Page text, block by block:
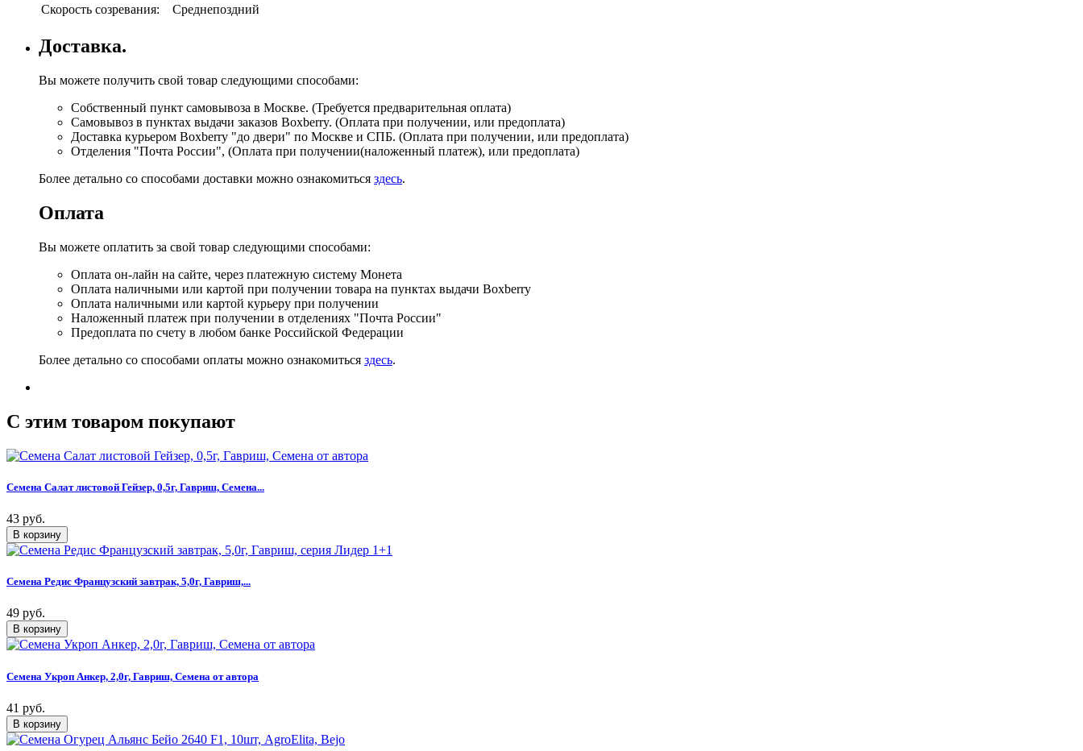
Скорость созревания:
Среднепоздний
Доставка.
Вы можете получить свой товар следующими способами:
Собственный пункт самовывоза в Москве. (Требуется предварительная оплата)
Самовывоз в пунктах выдачи заказов Boxberry. (Оплата при получении, или предоплата)
Доставка курьером Boxberry "до двери" по Москве и СПБ. (Оплата при получении, или предоплата)
Отделения "Почта России", (Оплата при получении(наложенный платеж), или предоплата)
Более детально со способами доставки можно ознакомиться здесь.
Оплата
Вы можете оплатить за свой товар следующими способами:
Оплата он-лайн на сайте, через платежную систему Монета
Оплата наличными или картой при получении товара на пунктах выдачи Boxberry
Оплата наличными или картой курьеру при получении
Наложенный платеж при получении в отделениях "Почта России"
Предоплата по счету в любом банке Российской Федерации
Более детально со способами оплаты можно ознакомиться здесь.
C этим товаром покупают
Семена Салат листовой Гейзер, 0,5г, Гавриш, Семена...
43 руб.
Семена Редис Французский завтрак, 5,0г, Гавриш,...
49 руб.
Семена Укроп Анкер, 2,0г, Гавриш, Семена от автора
41 руб.